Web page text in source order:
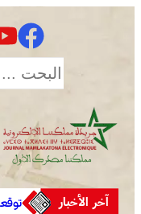
آخر الأخبار